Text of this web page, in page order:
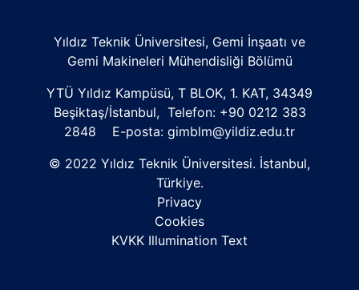
Yıldız Teknik Üniversitesi, Gemi İnşaatı ve
Gemi Makineleri Mühendisliği Bölümü
YTÜ Yıldız Kampüsü, T BLOK, 1. KAT, 34349
Beşiktaş/İstanbul, Telefon: +90 0212 383
2848 E-posta: gimblm@yildiz.edu.tr
© 2022 Yıldız Teknik Üniversitesi. İstanbul,
Türkiye.
Privacy
Cookies
KVKK Illumination Text